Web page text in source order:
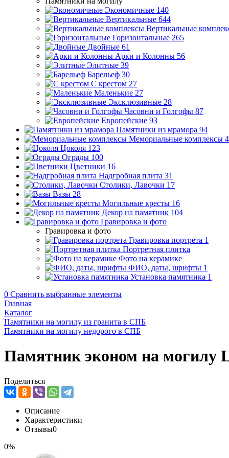
Экономичные 140
Вертикальные 644
Вертикальные
Горизонтальные 265
Двойные 61
Арки и Колонны 56
Элитные 39
Барельеф 30
С крестом 27
Маленькие 27
Эксклюзивные 28
Часовни и Голгофы 87
Европейские 93
Памятники из мрамора 94
Мемориальные комплексы
Цоколя 123
Ограды 100
Цветники 16
Надгробная плита 31
Столики, Лавочки 17
Вазы 28
Могильные кресты 16
Декор на памятник 104
Гравировка и фото
Гравировка и фото
Гравировка портрета 1
Портретная плитка
Фото на керамике
ФИО, даты, шрифты 1
Установка памятника 1
0 Сравнить выбранные элементы
Главная
Каталог
Памятники на могилу из гранита в СПБ
Памятники на могилу недорого в СПБ
Памятник эконом на могилу
Поделиться
Описание
Характеристики
Отзывы0
0%